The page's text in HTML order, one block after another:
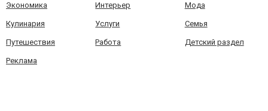
Экономика Интерьер Мода
Кулинария Услуги Семья
Путешествия Работа Детский раздел
Реклама